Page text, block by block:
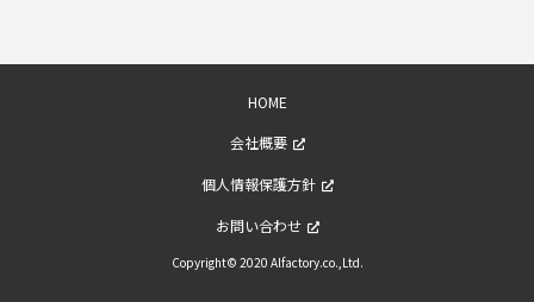
HOME
会社概要
個人情報保護方針
お問い合わせ
Copyright© 2020 Alfactory.co.,Ltd.